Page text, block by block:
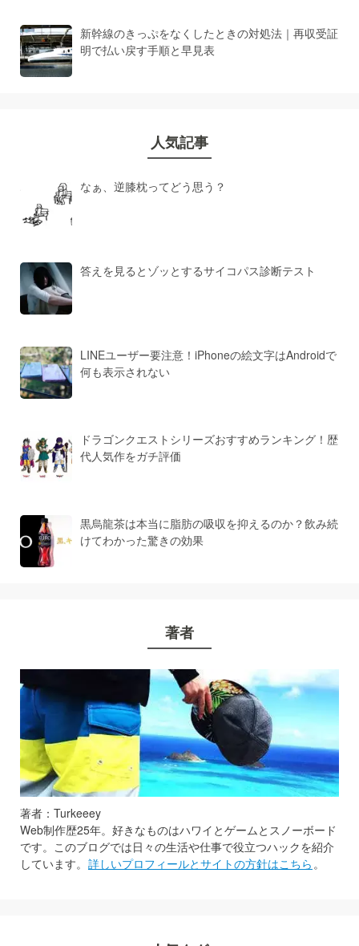
新幹線のきっぷをなくしたときの対処法｜再収受証
明で払い戻す手順と早見表
人気記事
なぁ、逆膝枕ってどう思う？
答えを見るとゾッとするサイコパス診断テスト
LINEユーザー要注意！iPhoneの絵文字はAndroidで
何も表示されない
ドラゴンクエストシリーズおすすめランキング！歴
代人気作をガチ評価
黒烏龍茶は本当に脂肪の吸収を抑えるのか？飲み続
けてわかった驚きの効果
著者
著者：Turkeeey
Web制作歴25年。好きなものはハワイとゲームとスノーボード
です。このブログでは日々の生活や仕事で役立つハックを紹介
しています。 詳しいプロフィールとサイトの方針はこちら 。